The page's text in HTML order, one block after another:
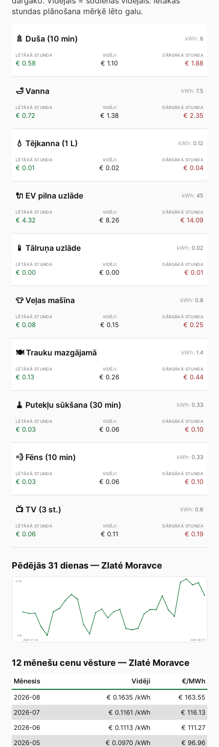
stundas plānošana mērķē lēto galu.
🚿 Duša (10 min) 6
€ 0.58 € 1.10 € 1.88
🛁 Vanna 7.5
€ 0.72 € 1.38 € 2.35
💧 Tējkanna (1 L) 0.12
€ 0.01 € 0.02 € 0.04
🔌 EV pilna uzlāde 45
€ 4.32 € 8.26 € 14.09
📱 Tālruņa uzlāde 0.02
€ 0.00 € 0.00 € 0.01
👕 Veļas mašīna 0.8
€ 0.08 € 0.15 € 0.25
🍽️ Trauku mazgājamā 1.4
€ 0.13 € 0.26 € 0.44
🧹 Putekļu sūkšana (30 min) 0.33
€ 0.03 € 0.06 € 0.10
💨 Fēns (10 min) 0.33
€ 0.03 € 0.06 € 0.10
📺 TV (3 st.) 0.6
€ 0.06 € 0.11 € 0.19
Pēdējās 31 dienas— Zlaté Moravce
€191
€80
2026-07-08
2026-08-07
12 mēnešu cenu vēsture — Zlaté Moravce
Mēnesis Vidēji €/MWh
2026-08 € 0.1635 /kWh
€ 163.55
2026-07
€ 0.1161 /kWh
€ 116.13
2026-06
€ 0.1113 /kWh
€ 111.27
2026-05
€ 0.0970 /kWh
€ 96.96